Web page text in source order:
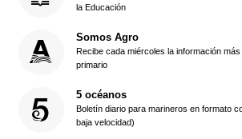
la Educación
Somos Agro
Recibe cada miércoles la información
primario
5 océanos
Boletín diario para marineros en formato
baja velocidad)